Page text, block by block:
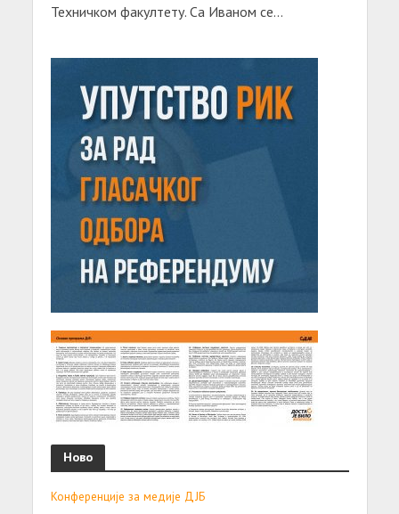
Техничком факултету. Са Иваном се...
Ново
Конференције за медије ДЈБ